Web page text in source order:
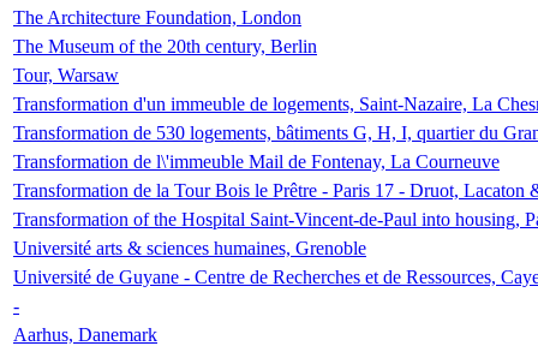
The Architecture Foundation, London
The Museum of the 20th century, Berlin
Tour, Warsaw
Transformation d'un immeuble de logements, Saint-Nazaire, La
Transformation de 530 logements, bâtiments G, H, I, quartier du
Transformation de l\'immeuble Mail de Fontenay, La Courneuve
Transformation de la Tour Bois le Prêtre - Paris 17 - Druot, Lacaton
Transformation of the Hospital Saint-Vincent-de-Paul into housing,
Université arts & sciences humaines, Grenoble
Université de Guyane - Centre de Recherches et de Ressources,
-
Aarhus, Danemark